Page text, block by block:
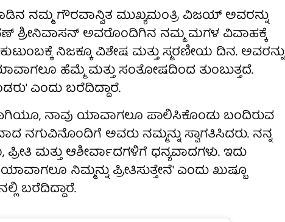
ನಮ್ಮ ಗೌರವಾನ್ವಿತ ಮುಖ್ಯಮಂತ್ರಿ ವಿಜಯ್ ಅವರನ್ನು
ಶ್ರೀನಿವಾಸನ್ ಅವರೊಂದಿಗಿನ ನಮ್ಮ ಮಗಳ ವಿವಾಹಕ್ಕೆ
ನಿಜಕ್ಕೂ ವಿಶೇಷ ಮತ್ತು ಸ್ಮರಣೀಯ ದಿನ. ಅವರನ್ನು
ಹೆಮ್ಮೆ ಮತ್ತು ಸಂತೋಷದಿಂದ ತುಂಬುತ್ತದೆ.
ಎಂದು ಬರೆದಿದ್ದಾರೆ.
ನಾವು ಯಾವಾಗಲೂ ಪಾಲಿಸಿಕೊಂಡು ಬಂದಿರುವ
ನಗುವಿನೊಂದಿಗೆ ಅವರು ನಮ್ಮನ್ನು ಸ್ವಾಗತಿಸಿದರು. ನನ್ನ
ಮತ್ತು ಆಶೀರ್ವಾದಗಳಿಗೆ ಧನ್ಯವಾದಗಳು. ಇದು
ನಿಮ್ಮನ್ನು ಪ್ರೀತಿಸುತ್ತೇನೆ' ಎಂದು ಖುಷ್ಬೂ
ಬರೆದಿದ್ದಾರೆ.